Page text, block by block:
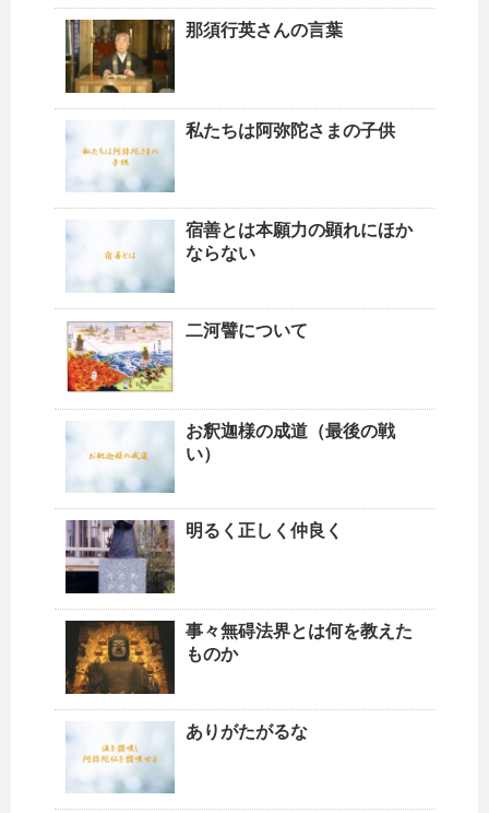
那須行英さんの言葉
私たちは阿弥陀さまの子供
宿善とは本願力の顕れにほか
ならない
二河譬について
お釈迦様の成道（最後の戦
い）
明るく正しく仲良く
事々無碍法界とは何を教えた
ものか
ありがたがるな